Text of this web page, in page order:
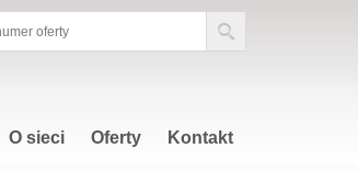
O sieci Oferty Kontakt